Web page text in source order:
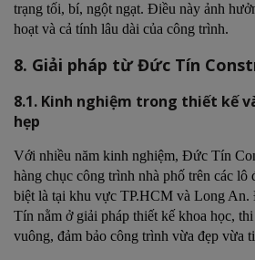
trạng tối, bí, ngột ngạt. Điều này ảnh
hoạt và cả tính lâu dài của công trình.
8. Giải pháp từ Đức Tín
8.1. Kinh nghiệm trong thiết kế
hẹp
Với nhiều năm kinh nghiệm, Đức Tín
hàng chục công trình nhà phố trên các lô
biệt là tại khu vực TP.HCM và Long
Tín nằm ở giải pháp thiết kế khoa học,
vuông, đảm bảo công trình vừa đẹp vừa